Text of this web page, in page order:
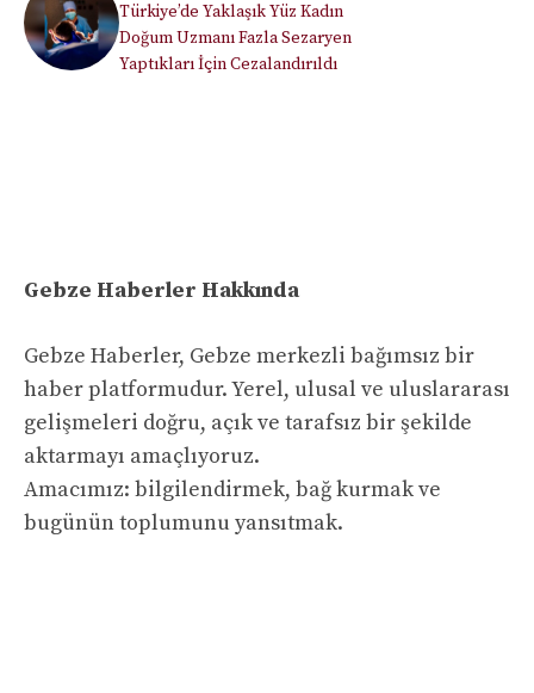
Türkiye’de Yaklaşık Yüz Kadın
Doğum Uzmanı Fazla Sezaryen
Yaptıkları İçin Cezalandırıldı
Gebze Haberler Hakkında
Gebze Haberler, Gebze merkezli bağımsız bir
haber platformudur. Yerel, ulusal ve uluslararası
gelişmeleri doğru, açık ve tarafsız bir şekilde
aktarmayı amaçlıyoruz.
Amacımız: bilgilendirmek, bağ kurmak ve
bugünün toplumunu yansıtmak.